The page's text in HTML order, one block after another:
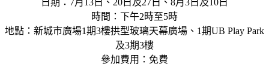
時間：下午2時至5時
地點：新城市廣場1期3樓拱型玻璃天幕廣場、1期UB Play Park
及3期3樓
參加費用：免費